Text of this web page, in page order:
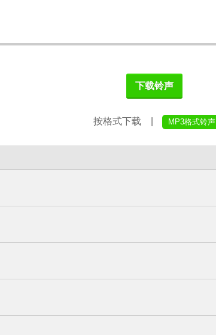
下载铃声
按格式下载 | MP3格式铃声